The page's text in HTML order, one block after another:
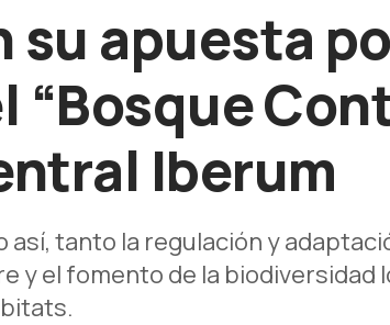
apuesta
Iberum
así, tanto la regulación y
y el fomento de la biodiversidad